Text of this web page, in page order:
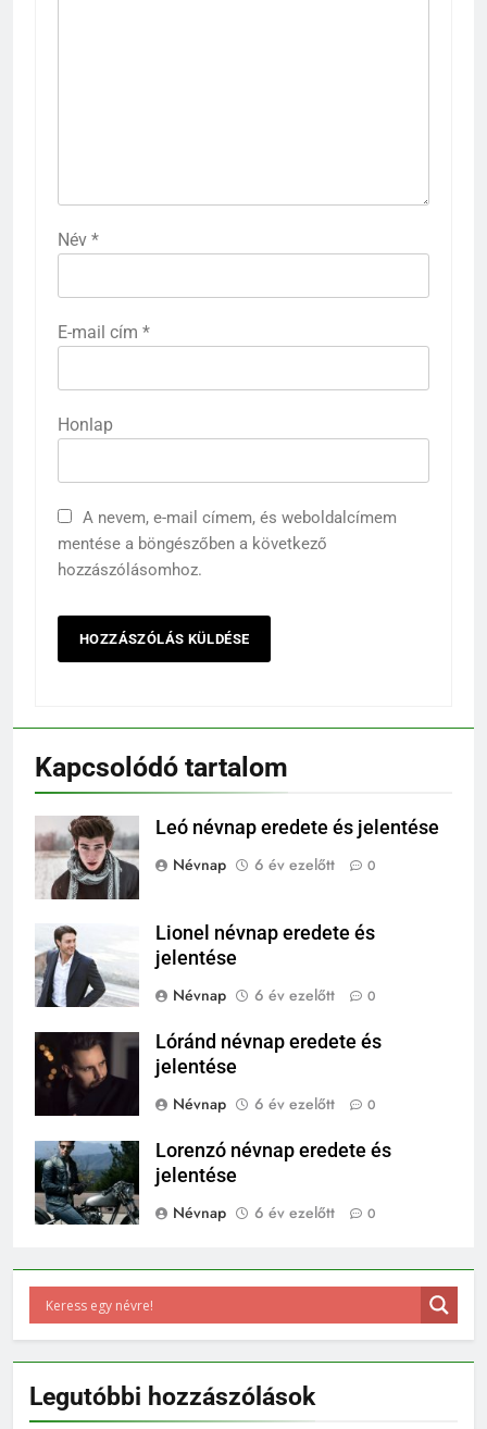
Név *
E-mail cím *
Honlap
A nevem, e-mail címem, és weboldalcímem
mentése a böngészőben a következő
hozzászólásomhoz.
Kapcsolódó tartalom
Leó névnap eredete és jelentése
Névnap
6 év ezelőtt 0
Lionel névnap eredete és
jelentése
Névnap
6 év ezelőtt 0
Lóránd névnap eredete és
jelentése
Névnap
6 év ezelőtt 0
Lorenzó névnap eredete és
jelentése
Névnap
6 év ezelőtt 0
Legutóbbi hozzászólások